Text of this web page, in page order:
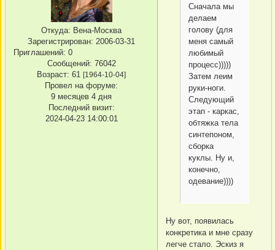
Откуда: Вена-Москва
Зарегистрирован: 2006-03-31
Приглашений: 0
Сообщений: 76042
Возраст: 61 [1964-10-04]
Провел на форуме:
9 месяцев 4 дня
Последний визит:
2024-04-23 14:00:01
Сначала мы
делаем
голову (для
меня самый
любимый
процесс)))))
Затем леим
руки-ноги.
Следующий
этап - каркас,
обтяжка тела
синтепоном,
сборка
куклы. Ну и,
конечно,
одевание))))
Ну вот, появилась
конкретика и мне сразу
легче стало. Эскиз я